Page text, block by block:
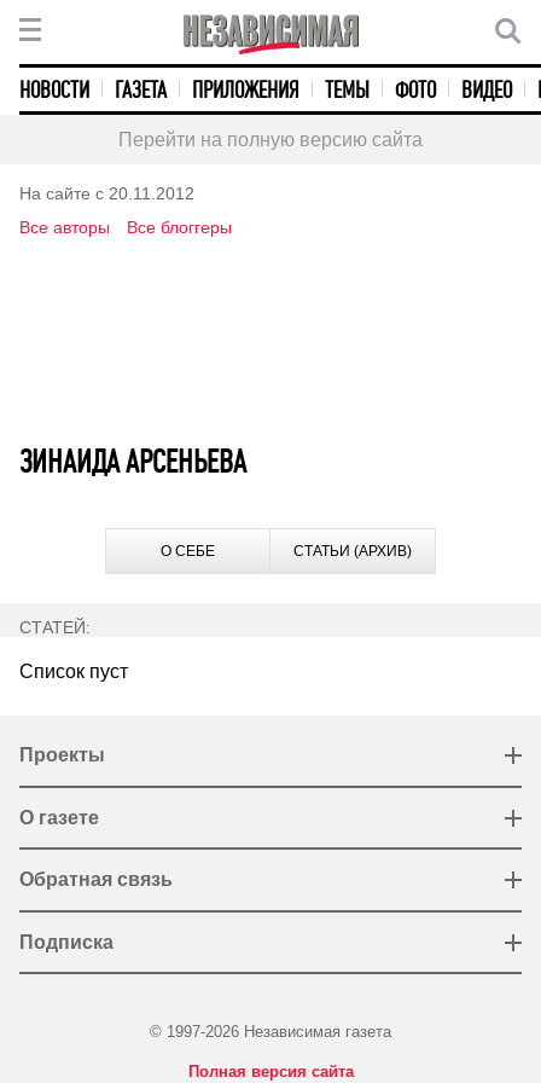
НОВОСТИ ГАЗЕТА ПРИЛОЖЕНИЯ ТЕМЫ ФОТО ВИДЕО
Перейти на полную версию сайта
На сайте с 20.11.2012
Все авторы
Все блоггеры
ЗИНАИДА АРСЕНЬЕВА
О СЕБЕ СТАТЬИ (АРХИВ)
СТАТЕЙ:
Список пуст
Проекты
О газете
Обратная связь
Подписка
© 1997-2026 Независимая газета
Полная версия сайта